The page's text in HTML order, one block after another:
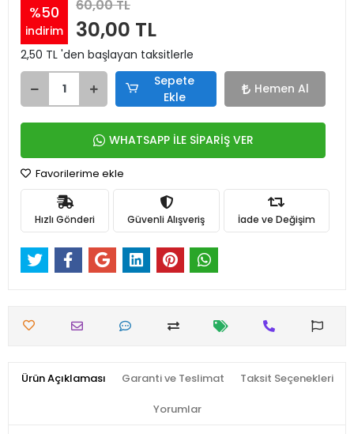
%50
indirim
60,00 TL
30,00 TL
2,50 TL 'den başlayan taksitlerle
Sepete
Ekle
Hemen Al
WHATSAPP İLE SİPARİŞ VER
Favorilerime ekle
Hızlı Gönderi Güvenli Alışveriş İade ve Değişim
Ürün Açıklaması Garanti ve Teslimat Taksit Seçenekleri
Yorumlar